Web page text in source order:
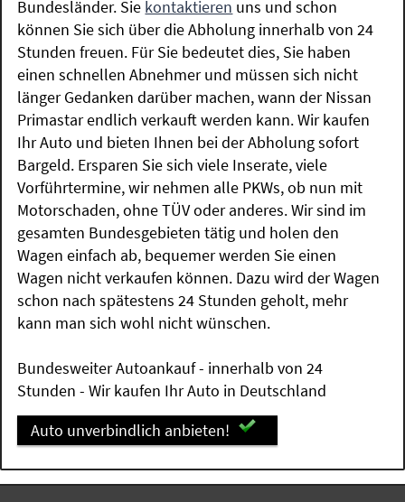
Bundesländer. Sie kontaktieren uns und schon
können Sie sich über die Abholung innerhalb von 24
Stunden freuen. Für Sie bedeutet dies, Sie haben
einen schnellen Abnehmer und müssen sich nicht
länger Gedanken darüber machen, wann der Nissan
Primastar endlich verkauft werden kann. Wir kaufen
Ihr Auto und bieten Ihnen bei der Abholung sofort
Bargeld. Ersparen Sie sich viele Inserate, viele
Vorführtermine, wir nehmen alle PKWs, ob nun mit
Motorschaden, ohne TÜV oder anderes. Wir sind im
gesamten Bundesgebieten tätig und holen den
Wagen einfach ab, bequemer werden Sie einen
Wagen nicht verkaufen können. Dazu wird der Wagen
schon nach spätestens 24 Stunden geholt, mehr
kann man sich wohl nicht wünschen.
Bundesweiter Autoankauf - innerhalb von 24
Stunden - Wir kaufen Ihr Auto in Deutschland
Auto unverbindlich anbieten!